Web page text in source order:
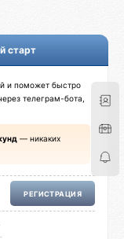
старт
и поможет быстро
телеграм-бота,
— никаких
РЕГИСТРАЦИЯ